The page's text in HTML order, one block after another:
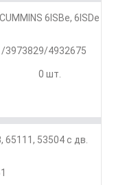
6ISBe, 6ISDe
3973829/4932675
0 шт.
65111, 53504 с дв.